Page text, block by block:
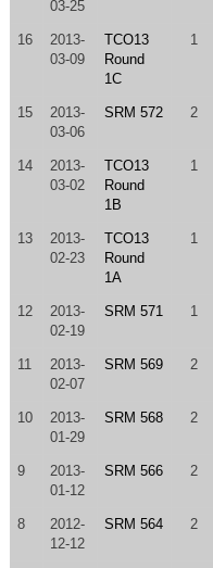
03-25
16
2013-
03-09
TCO13
Round
1C
1
15
2013-
03-06
SRM 572 2
14
2013-
03-02
TCO13
Round
1B
1
13
2013-
02-23
TCO13
Round
1A
1
12
2013-
02-19
SRM 571 1
11
2013-
02-07
SRM 569 2
10
2013-
01-29
SRM 568 2
9
2013-
01-12
SRM 566 2
8
2012-
12-12
SRM 564 2